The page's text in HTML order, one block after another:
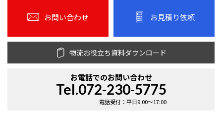
お問い合わせ お見積り依頼
物流お役立ち資料ダウンロード
お電話でのお問い合わせ
Tel.072-230-5775
電話受付：平日9:00〜17:00